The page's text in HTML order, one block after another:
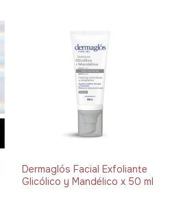
Dermaglós Facial Exfoliante
Glicólico y Mandélico x 50 ml